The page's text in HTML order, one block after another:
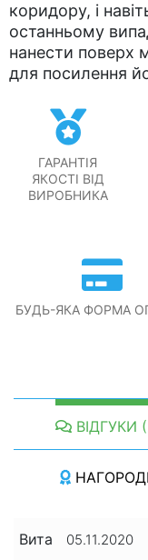
коридору, і
останньому
нанести поверх
для посилення
ГАРАНТІЯ
ЯКОСТІ ВІД
ВИРОБНИКА
БУДЬ-ЯКА ФОРМА
ВІДГУКИ
Вита 05.11.2020